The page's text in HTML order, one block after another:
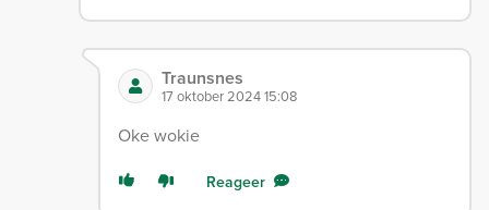
Traunsnes
17 oktober 2024 15:08
Oke wokie
Reageer